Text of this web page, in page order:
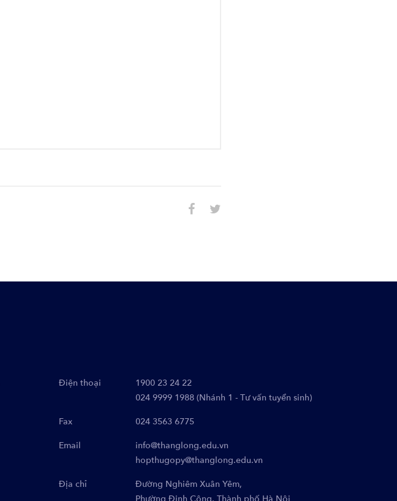
Điện thoại
1900 23 24 22
024 9999 1988 (Nhánh 1 - Tư vấn tuyển sinh)
Fax 024 3563 6775
Email
info@thanglong.edu.vn
hopthugopy@thanglong.edu.vn
Địa chỉ
Đường Nghiêm Xuân Yêm,